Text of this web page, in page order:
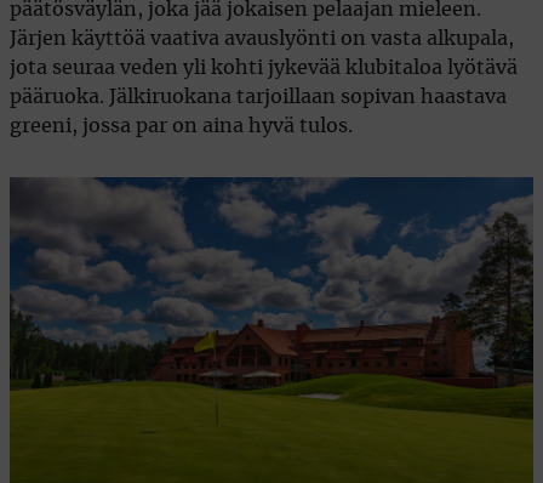
päätösväylän, joka jää jokaisen pelaajan mieleen.
Järjen käyttöä vaativa avauslyönti on vasta alkupala,
jota seuraa veden yli kohti jykevää klubitaloa lyötävä
pääruoka. Jälkiruokana tarjoillaan sopivan haastava
greeni, jossa par on aina hyvä tulos.